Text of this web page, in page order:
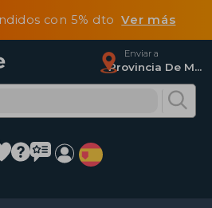
con 5% dtoVer más
Enviar a
Provincia De Madrid